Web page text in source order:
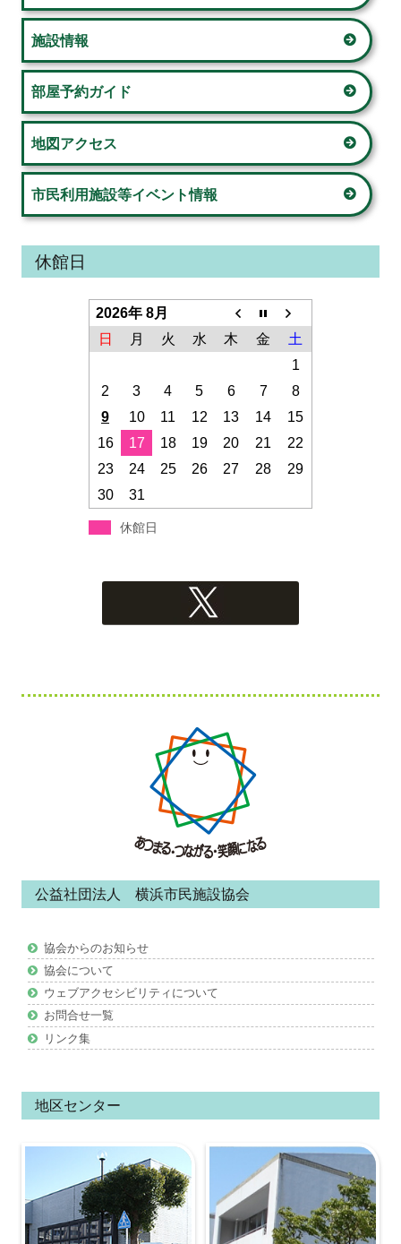
ド
バ
ー
施設情報
部屋予約ガイド
地図アクセス
市民利用施設等イベント情報
休館日
2026年 8月
日
月 火 水 木 金
土
1
2
3 4 5 6 7
8
9
10 11 12 13 14
15
16
17 18 19 20 21
22
23
24 25 26 27 28
29
30
31
休館日
テ
ツ
公益社団法人 横浜市民施設協会
協会からのお知らせ
協会について
ウェブアクセシビリティについて
お問合せ一覧
リンク集
地区センター